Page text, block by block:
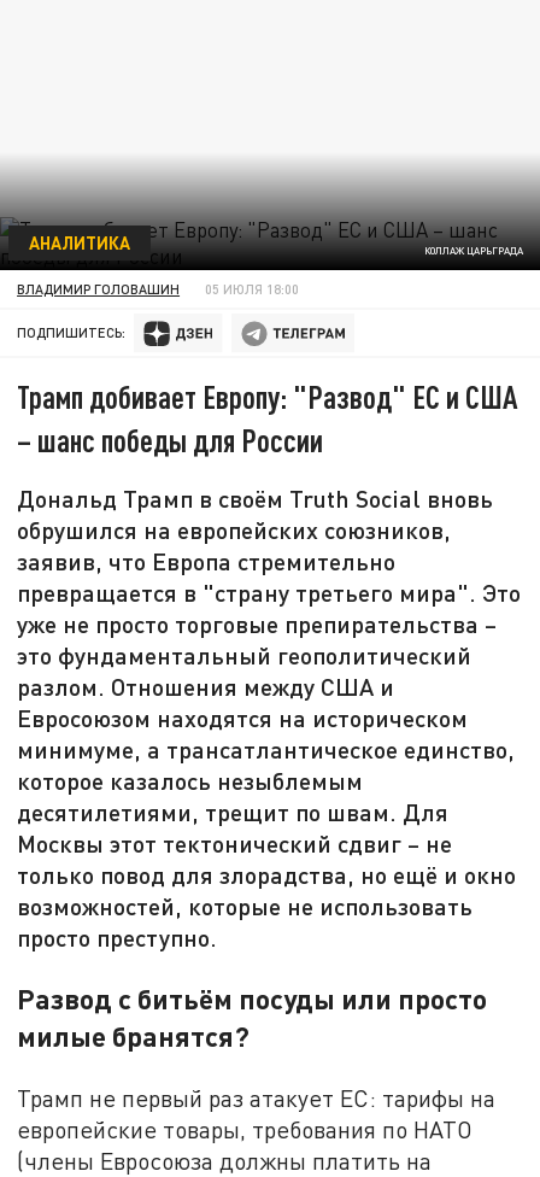
КОЛЛАЖ ЦАРЬГРАДА
АНАЛИТИКА
ВЛАДИМИР ГОЛОВАШИН 05 ИЮЛЯ 18:00
ПОДПИШИТЕСЬ:
Трамп добивает Европу: "Развод" ЕС и США
– шанс победы для России
Дональд Трамп в своём Truth Social вновь
обрушился на европейских союзников,
заявив, что Европа стремительно
превращается в "страну третьего мира". Это
уже не просто торговые препирательства –
это фундаментальный геополитический
разлом. Отношения между США и
Евросоюзом находятся на историческом
минимуме, а трансатлантическое единство,
которое казалось незыблемым
десятилетиями, трещит по швам. Для
Москвы этот тектонический сдвиг – не
только повод для злорадства, но ещё и окно
возможностей, которые не использовать
просто преступно.
Развод с битьём посуды или просто
милые бранятся?
Трамп не первый раз атакует ЕС: тарифы на
европейские товары, требования по НАТО
(члены Евросоюза должны платить на